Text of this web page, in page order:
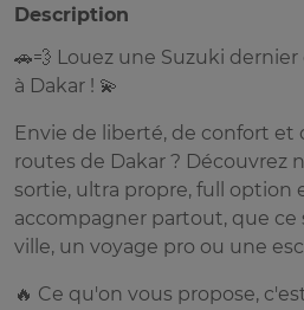
Description
🚗💨 Louez une Suzuki
à Dakar ! 💫
Envie de liberté, de confort et
routes de Dakar ? Découvrez
sortie, ultra propre, full option
accompagner partout, que ce
ville, un voyage pro ou une
🔥 Ce qu'on vous propose,